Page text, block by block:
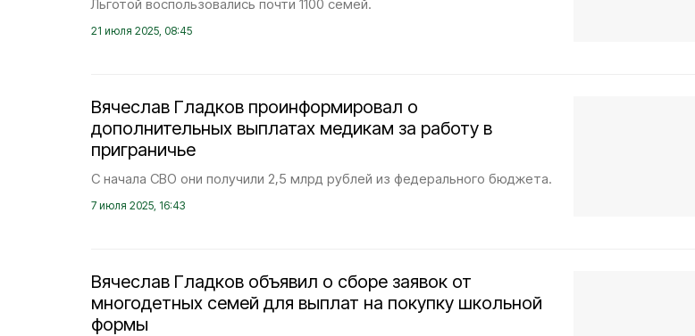
Льготой воспользовались почти 1100 семей.
21 июля 2025, 08:45
Вячеслав Гладков проинформировал о
дополнительных выплатах медикам за работу в
приграничье
С начала СВО они получили 2,5 млрд рублей из федерального бюджета.
7 июля 2025, 16:43
Вячеслав Гладков объявил о сборе заявок от
многодетных семей для выплат на покупку школьной
формы